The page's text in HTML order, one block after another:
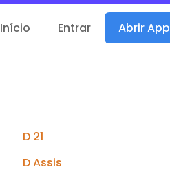
Início Entrar Abrir App
D 21
D Assis